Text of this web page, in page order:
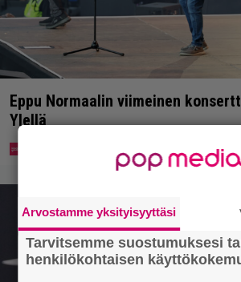
Eppu Normaalin viimeinen
Ylellä
Arvostamme yksityisyyttäsi
Tarvitsemme suostumuksesi
henkilökohtaisen